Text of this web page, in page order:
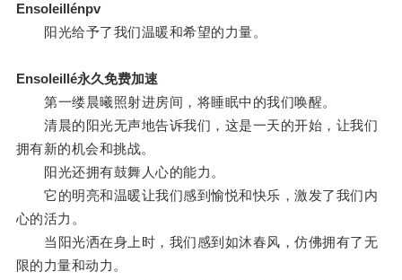
Ensoleillénpv
阳光给予了我们温暖和希望的力量。
Ensoleillé永久免费加速
第一缕晨曦照射进房间，将睡眠中的我们唤醒。
清晨的阳光无声地告诉我们，这是一天的开始，让我们
拥有新的机会和挑战。
阳光还拥有鼓舞人心的能力。
它的明亮和温暖让我们感到愉悦和快乐，激发了我们内
心的活力。
当阳光洒在身上时，我们感到如沐春风，仿佛拥有了无
限的力量和动力。